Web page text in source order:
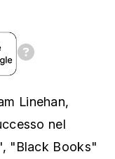
Linehan,
nel
"Black Books"